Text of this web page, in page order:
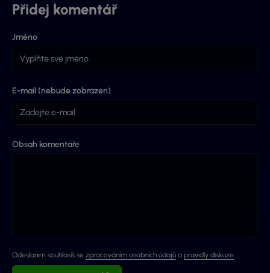
Přidej komentář
Jméno
E-mail (nebude zobrazen)
Obsah komentáře
Odeslaním souhlasíš se zpracováním osobních údajů a pravidly diskuze.